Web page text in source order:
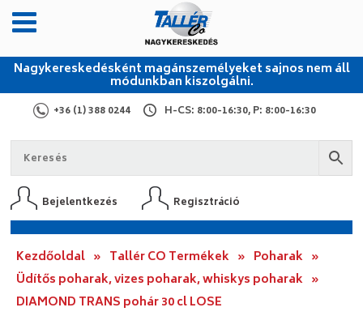
Nagykereskedésként magánszemélyeket sajnos nem áll
módunkban kiszolgálni.
+36 (1) 388 0244 H-CS: 8:00-16:30, P: 8:00-16:30
Bejelentkezés Regisztráció
Kezdőoldal » Tallér CO Termékek » Poharak »
Üdítős poharak, vizes poharak, whiskys poharak »
DIAMOND TRANS pohár 30 cl LOSE